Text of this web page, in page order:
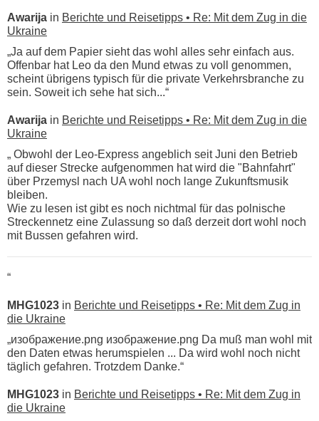
Awarija in Berichte und Reisetipps • Re: Mit dem Zug in die
Ukraine
„Ja auf dem Papier sieht das wohl alles sehr einfach aus.
Offenbar hat Leo da den Mund etwas zu voll genommen,
scheint übrigens typisch für die private Verkehrsbranche zu
sein. Soweit ich sehe hat sich...“
Awarija in Berichte und Reisetipps • Re: Mit dem Zug in die
Ukraine
„ Obwohl der Leo-Express angeblich seit Juni den Betrieb
auf dieser Strecke aufgenommen hat wird die "Bahnfahrt"
über Przemysl nach UA wohl noch lange Zukunftsmusik
bleiben.
Wie zu lesen ist gibt es noch nichtmal für das polnische
Streckennetz eine Zulassung so daß derzeit dort wohl noch
mit Bussen gefahren wird.
“
MHG1023 in Berichte und Reisetipps • Re: Mit dem Zug in
die Ukraine
„изображение.png изображение.png Da muß man wohl mit
den Daten etwas herumspielen ... Da wird wohl noch nicht
täglich gefahren. Trotzdem Danke.“
MHG1023 in Berichte und Reisetipps • Re: Mit dem Zug in
die Ukraine